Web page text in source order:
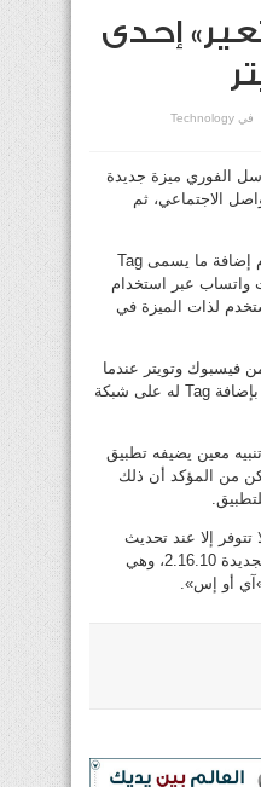
إحدى
في Technology
الفوري ميزة جديدة
الاجتماعي، ثم
الميزة الجديدة تتيح للمستخدم إضافة ما يسمى Tag
عبر استخدام
لذات الميزة في
فيسبوك وتويتر عندما
يقوم أحد المشتركين الآخرين بإضافة Tag له على شبكة
معين يضيفه تطبيق
من المؤكد أن ذلك
تتوفر إلا عند تحديث
تطبيق واتساب إلى النسخة الجديدة 2.16.10، وهي
أو إس».